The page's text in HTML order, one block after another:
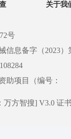
关于我
号
信息备字（2023）
助项目（编号：
方智搜] V3.0 证